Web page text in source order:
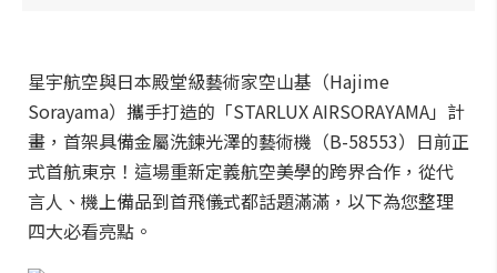
星宇航空與日本殿堂級藝術家空山基（Hajime
Sorayama）攜手打造的「STARLUX AIRSORAYAMA」計
畫，首架具備金屬洗鍊光澤的藝術機（B-58553）日前正
式首航東京！這場重新定義航空美學的跨界合作，從代
言人、機上備品到首飛儀式都話題滿滿，以下為您整理
四大必看亮點。